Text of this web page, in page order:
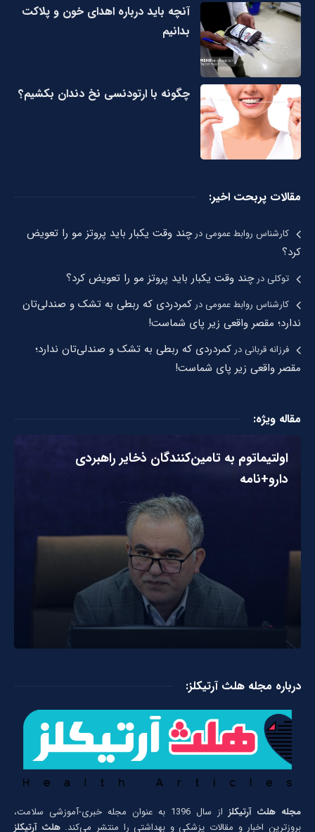
آنچه باید درباره اهدای خون و پلاکت
بدانیم
چگونه با ارتودنسی نخ دندان بکشیم؟
مقالات پربحت اخیر:
کارشناس روابط عمومیدرچند وقت یکبار باید پروتز مو را تعویض
کرد؟
توکلیدرچند وقت یکبار باید پروتز مو را تعویض کرد؟
کارشناس روابط عمومیدر کمردردی که ربطی به تشک و صندلی‌تان
ندارد؛ مقصر واقعی زیر پای شماست!
فرزانه قربانیدر کمردردی که ربطی به تشک و صندلی‌تان ندارد؛
مقصر واقعی زیر پای شماست!
مقاله ویژه:
اولتیماتوم به تامین‌کنندگان ذخایر راهبردی
دارو+نامه
درباره مجله هلث آرتیکلز:
مجله هلث آرتیکلز
از سال 1396 به عنوان مجله خبری-آموزشی سلامت،
بروزترین اخبار و مقالات پزشکی و بهداشتی را منتشر می‌کند.هلث آرتیکلز